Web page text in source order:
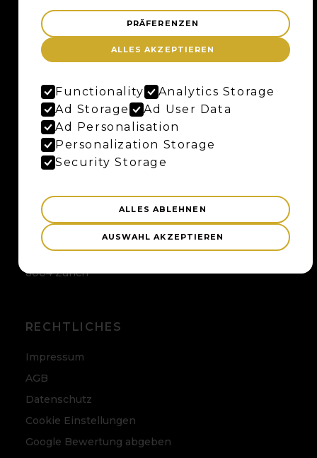
Anfahrtsplan
Google Maps
BERN
Maybaum AG
Uferweg 15
3013 Bern
ZÜRICH
Maybaum AG
8004 Zürich
RECHTLICHES
Impressum
AGB
Datenschutz
Cookie Einstellungen
PRÄFERENZEN
ALLES AKZEPTIEREN
Functionality
Analytics Storage
Ad Storage
Ad User Data
Ad Personalisation
Personalization Storage
Security Storage
ALLES ABLEHNEN
AUSWAHL AKZEPTIEREN
Google Bewertung abgeben